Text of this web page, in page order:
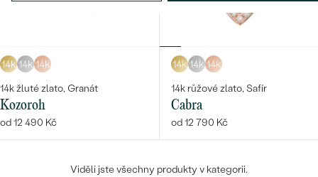
Bestsellery
OBJEVIT
14k 14k 14k
14k žluté zlato, Granát
Kozoroh
od 12 490 Kč
14k 14k 14k
14k růžové zlato, Safír
Cabra
od 12 790 Kč
Viděli jste všechny produkty v kategorii.